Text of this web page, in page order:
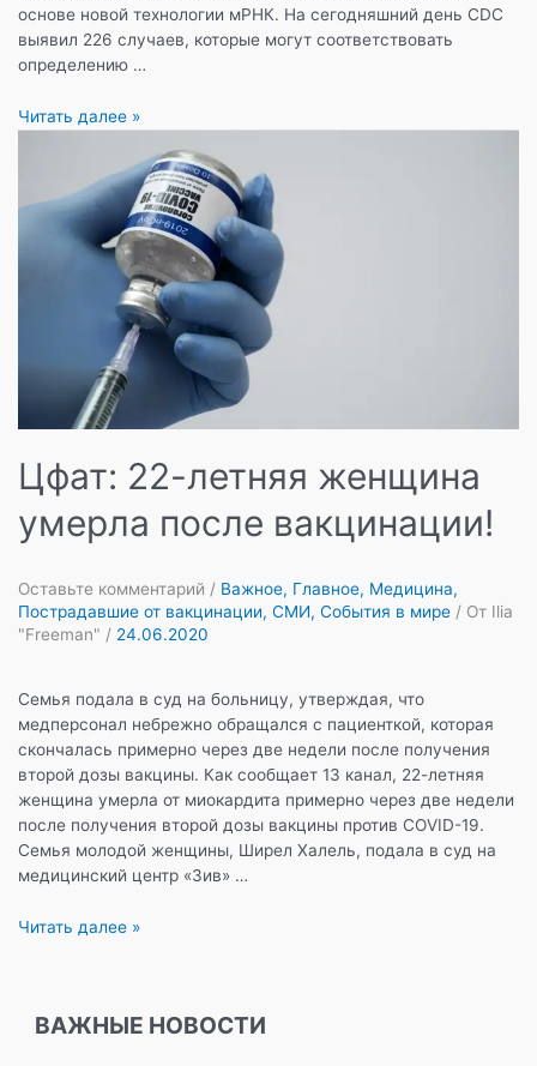
основе новой технологии мРНК. На сегодняшний день CDC
выявил 226 случаев, которые могут соответствовать
определению …
CDC:
завершения
испытаний
Читать далее »
Цфат: 22-летняя женщина
умерла после вакцинации!
Оставьте комментарий / Важное, Главное, Медицина,
Пострадавшие от вакцинации, СМИ, События в мире / От Ilia
"Freeman" / 24.06.2020
Семья подала в суд на больницу, утверждая, что
медперсонал небрежно обращался с пациенткой, которая
скончалась примерно через две недели после получения
второй дозы вакцины. Как сообщает 13 канал, 22-летняя
женщина умерла от миокардита примерно через две недели
после получения второй дозы вакцины против COVID-19.
Семья молодой женщины, Ширел Халель, подала в суд на
медицинский центр «Зив» …
Цфат:
умерла
Читать далее »
ВАЖНЫЕ НОВОСТИ